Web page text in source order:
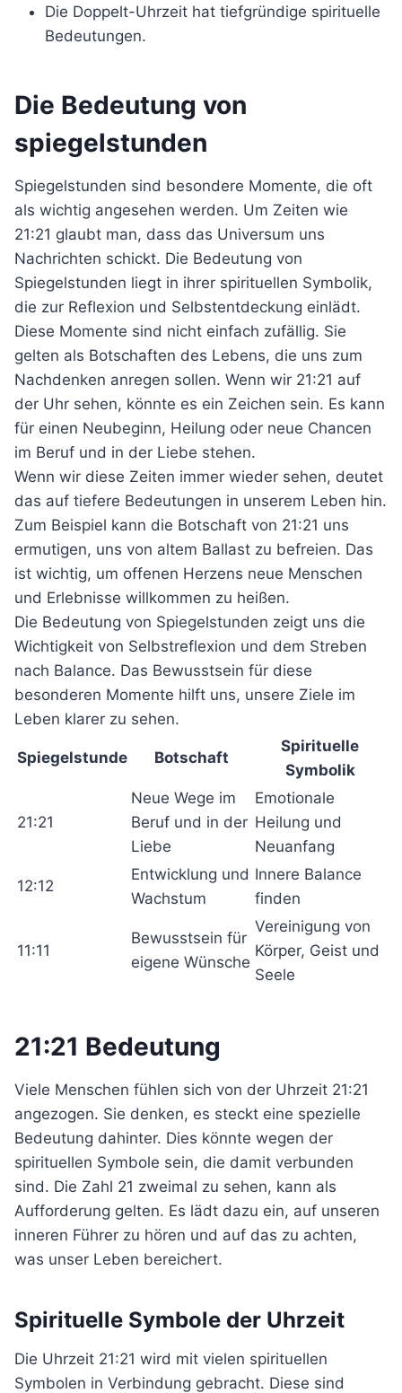
Die Doppelt-Uhrzeit hat tiefgründige spirituelle
Bedeutungen.
Die Bedeutung von
spiegelstunden
Spiegelstunden sind besondere Momente, die oft
als wichtig angesehen werden. Um Zeiten wie
21:21 glaubt man, dass das Universum uns
Nachrichten schickt. Die Bedeutung von
Spiegelstunden liegt in ihrer spirituellen Symbolik,
die zur Reflexion und Selbstentdeckung einlädt.
Diese Momente sind nicht einfach zufällig. Sie
gelten als Botschaften des Lebens, die uns zum
Nachdenken anregen sollen. Wenn wir 21:21 auf
der Uhr sehen, könnte es ein Zeichen sein. Es kann
für einen Neubeginn, Heilung oder neue Chancen
im Beruf und in der Liebe stehen.
Wenn wir diese Zeiten immer wieder sehen, deutet
das auf tiefere Bedeutungen in unserem Leben hin.
Zum Beispiel kann die Botschaft von 21:21 uns
ermutigen, uns von altem Ballast zu befreien. Das
ist wichtig, um offenen Herzens neue Menschen
und Erlebnisse willkommen zu heißen.
Die Bedeutung von Spiegelstunden zeigt uns die
Wichtigkeit von Selbstreflexion und dem Streben
nach Balance. Das Bewusstsein für diese
besonderen Momente hilft uns, unsere Ziele im
Leben klarer zu sehen.
Spiegelstunde Botschaft
Spirituelle
Symbolik
21:21
Neue Wege im
Beruf und in der
Liebe
Emotionale
Heilung und
Neuanfang
12:12
Entwicklung und
Wachstum
Innere Balance
finden
11:11
Bewusstsein für
eigene Wünsche
Vereinigung von
Körper, Geist und
Seele
21:21 Bedeutung
Viele Menschen fühlen sich von der Uhrzeit 21:21
angezogen. Sie denken, es steckt eine spezielle
Bedeutung dahinter. Dies könnte wegen der
spirituellen Symbole sein, die damit verbunden
sind. Die Zahl 21 zweimal zu sehen, kann als
Aufforderung gelten. Es lädt dazu ein, auf unseren
inneren Führer zu hören und auf das zu achten,
was unser Leben bereichert.
Spirituelle Symbole der Uhrzeit
Die Uhrzeit 21:21 wird mit vielen spirituellen
Symbolen in Verbindung gebracht. Diese sind